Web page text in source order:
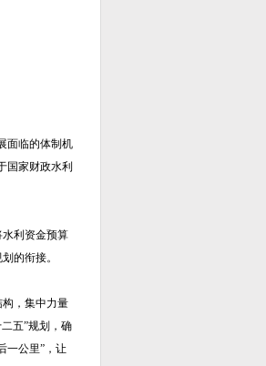
面临的体制机
国家财政水利
利资金预算
的衔接。
，集中力量
五”规划，确
一公里”，让